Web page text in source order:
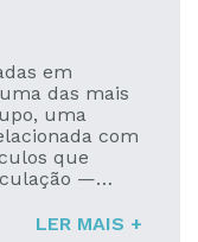
em
das mais
uma
com
que
—
LER MAIS +